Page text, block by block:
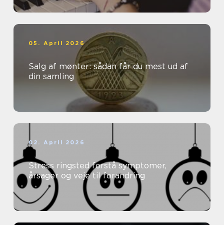
05. April 2026
Salg af mønter: sådan får du mest ud af
din samling
02. April 2026
Stress ringsted forstå symptomer,
årsager og veje til forandring